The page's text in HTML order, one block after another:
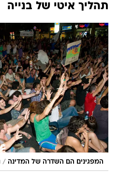
תהליך איטי של בנייה
המפגינים הם השדרה של המדינה /